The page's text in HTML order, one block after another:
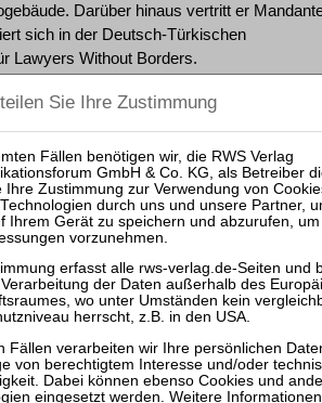
Darüber hinaus vertritt er
sich in der Deutsch-Türkischen
Lawyers Without Borders.
exzellenten und erfahrenen Kollegen“,
von FGvW. „Mit ihrer umfassenden
Vernetzung im Markt werden
sowohl im Rhein-Main-
und zugleich aufgrund der gesunden
langjährigen Kollegen Cihangir Agdemir die
mitzugestalten und die Kanzlei im
Die fachliche Kompetenz der
Spektrum der Rechtsberatung hat
Beratung auf höchstem Niveau bieten